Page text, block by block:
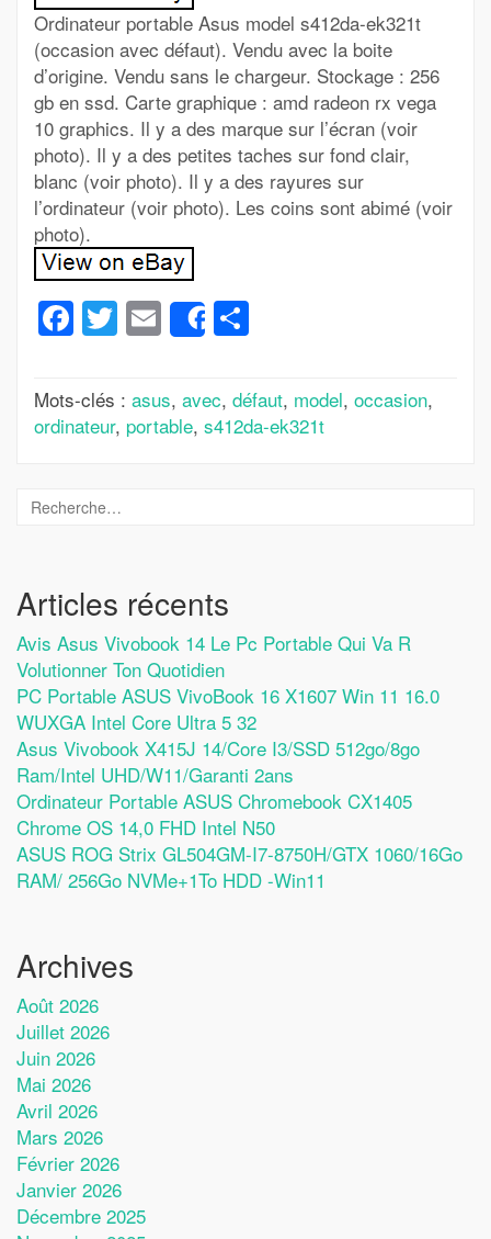
Ordinateur portable Asus model s412da-ek321t
(occasion avec défaut). Vendu avec la boite
d’origine. Vendu sans le chargeur. Stockage : 256
gb en ssd. Carte graphique : amd radeon rx vega
10 graphics. Il y a des marque sur l’écran (voir
photo). Il y a des petites taches sur fond clair,
blanc (voir photo). Il y a des rayures sur
l’ordinateur (voir photo). Les coins sont abimé (voir
photo).
Facebook
Twitter
Email
Share
Mots-clés : asus, avec, défaut, model, occasion,
ordinateur, portable, s412da-ek321t
Articles récents
Avis Asus Vivobook 14 Le Pc Portable Qui Va R
Volutionner Ton Quotidien
PC Portable ASUS VivoBook 16 X1607 Win 11 16.0
WUXGA Intel Core Ultra 5 32
Asus Vivobook X415J 14/Core I3/SSD 512go/8go
Ram/Intel UHD/W11/Garanti 2ans
Ordinateur Portable ASUS Chromebook CX1405
Chrome OS 14,0 FHD Intel N50
ASUS ROG Strix GL504GM-I7-8750H/GTX 1060/16Go
RAM/ 256Go NVMe+1To HDD -Win11
Archives
Août 2026
Juillet 2026
Juin 2026
Mai 2026
Avril 2026
Mars 2026
Février 2026
Janvier 2026
Décembre 2025